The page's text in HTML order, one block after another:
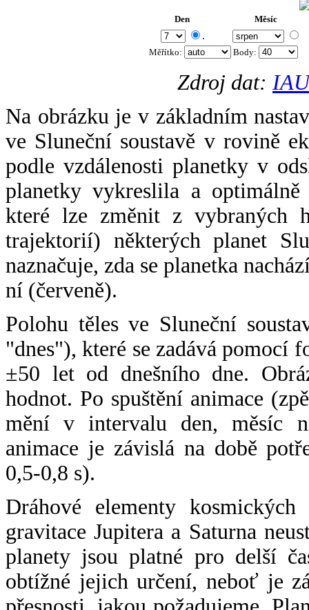
Den Měsíc
.
Měřítko: Body:
Zdroj dat:
Na obrázku je v základním
ve Sluneční soustavě v rovině
podle vzdálenosti planetky v
planetky vykreslila a
které lze změnit z vybraných
trajektorií) některých planet
naznačuje, zda se planetka
ní (červeně).
Polohu těles ve Sluneční
"dnes"), které se zadává pomocí
±50 let od dnešního dne.
hodnot. Po spuštění animace
mění v intervalu den, měsíc
animace je závislá na době
0,5-0,8 s).
Dráhové elementy
gravitace Jupitera a Saturna
planety jsou platné pro delší
obtížné jejich určení, neboť je